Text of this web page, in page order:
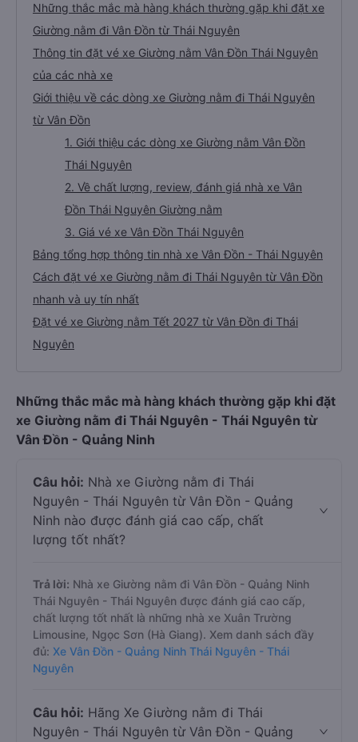
Những thắc mắc mà hàng khách thường gặp khi đặt xe
Giường nằm đi Vân Đồn từ Thái Nguyên
Thông tin đặt vé xe Giường nằm Vân Đồn Thái Nguyên
của các nhà xe
Giới thiệu về các dòng xe Giường nằm đi Thái Nguyên
từ Vân Đồn
1. Giới thiệu các dòng xe Giường nằm Vân Đồn
Thái Nguyên
2. Về chất lượng, review, đánh giá nhà xe Vân
Đồn Thái Nguyên Giường nằm
3. Giá vé xe Vân Đồn Thái Nguyên
Bảng tổng hợp thông tin nhà xe Vân Đồn - Thái Nguyên
Cách đặt vé xe Giường nằm đi Thái Nguyên từ Vân Đồn
nhanh và uy tín nhất
Đặt vé xe Giường nằm Tết 2027 từ Vân Đồn đi Thái
Nguyên
Những thắc mắc mà hàng khách thường gặp khi đặt
xe Giường nằm đi Thái Nguyên - Thái Nguyên từ
Vân Đồn - Quảng Ninh
Câu hỏi: Nhà xe Giường nằm đi Thái
Nguyên - Thái Nguyên từ Vân Đồn - Quảng
Ninh nào được đánh giá cao cấp, chất
lượng tốt nhất?
Trả lời: Nhà xe Giường nằm đi Vân Đồn - Quảng Ninh
Thái Nguyên - Thái Nguyên được đánh giá cao cấp,
chất lượng tốt nhất là những nhà xe Xuân Trường
Limousine, Ngọc Sơn (Hà Giang). Xem danh sách đầy
đủ: Xe Vân Đồn - Quảng Ninh Thái Nguyên - Thái
Nguyên
Câu hỏi: Hãng Xe Giường nằm đi Thái
Nguyên - Thái Nguyên từ Vân Đồn - Quảng